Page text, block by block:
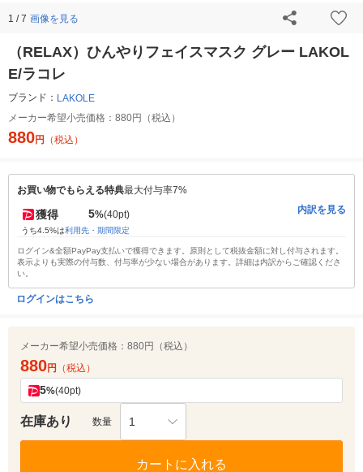
1 / 7 画像を見る
（RELAX）ひんやりフェイスマスク グレー LAKOL
E/ラコレ
ブランド： LAKOLE
メーカー希望小売価格： 880円（税込）
880円 （税込）
お買い物でもらえる特典最大付与率7%
獲得 5%(40pt)
うち4.5%は利用先・期間限定
内訳を見る
ログイン&全額PayPay支払いで獲得できます。原則として税抜金額に対し付与されます。
表示よりも実際の付与数、付与率が少ない場合があります。詳細は内訳からご確認くださ
い。
ログインはこちら
メーカー希望小売価格： 880円（税込）
880円 （税込）
5%(40pt)
在庫あり 数量 1
カートに入れる